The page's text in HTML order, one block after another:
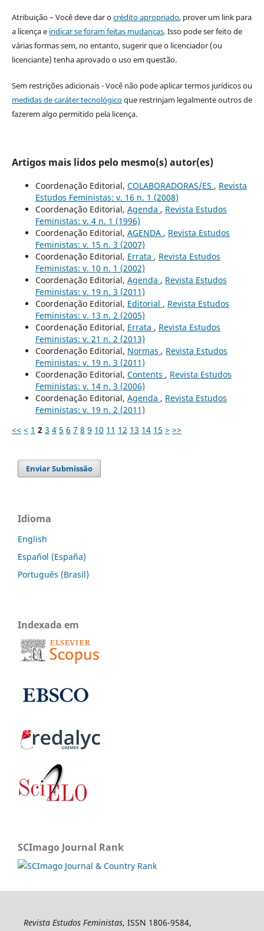
Atribuição – Você deve dar ocrédito apropriado, prover um link para
a licença e indicar se foram feitas mudanças. Isso pode ser feito de
várias formas sem, no entanto, sugerir que o licenciador (ou
licenciante) tenha aprovado o uso em questão.
Sem restrições adicionais - Você não pode aplicar termos jurídicos ou
medidas de caráter tecnológicoque restrinjam legalmente outros de
fazerem algo permitido pela licença.
Artigos mais lidos pelo mesmo(s) autor(es)
Coordenação Editorial, COLABORADORAS/ES , Revista
Estudos Feministas: v. 16 n. 1 (2008)
Coordenação Editorial, Agenda , Revista Estudos
Feministas: v. 4 n. 1 (1996)
Coordenação Editorial, AGENDA , Revista Estudos
Feministas: v. 15 n. 3 (2007)
Coordenação Editorial, Errata , Revista Estudos
Feministas: v. 10 n. 1 (2002)
Coordenação Editorial, Agenda , Revista Estudos
Feministas: v. 19 n. 3 (2011)
Coordenação Editorial, Editorial , Revista Estudos
Feministas: v. 13 n. 2 (2005)
Coordenação Editorial, Errata , Revista Estudos
Feministas: v. 21 n. 2 (2013)
Coordenação Editorial, Normas , Revista Estudos
Feministas: v. 19 n. 3 (2011)
Coordenação Editorial, Contents , Revista Estudos
Feministas: v. 14 n. 3 (2006)
Coordenação Editorial, Agenda , Revista Estudos
Feministas: v. 19 n. 2 (2011)
<< < 1 2 3 4 5 6 7 8 9 10 11 12 13 14 15 > >>
Enviar Submissão
Idioma
English
Español (España)
Português (Brasil)
Indexada em
SCImago Journal Rank
Revista Estudos Feministas, ISSN 1806-9584,